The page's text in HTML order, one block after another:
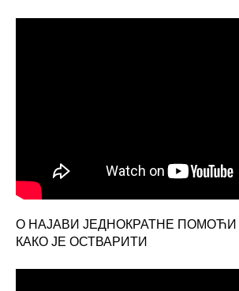
О НАЈАВИ ЈЕДНОКРАТНЕ
КАКО ЈЕ ОСТВАРИТИ